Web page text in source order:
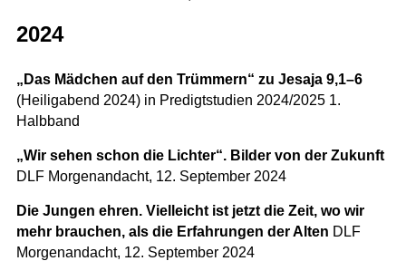
2024
„Das Mädchen auf den Trümmern“ zu Jesaja 9,1–6
(Heiligabend 2024) in Predigtstudien 2024/2025 1.
Halbband
„Wir sehen schon die Lichter“. Bilder von der Zukunft
DLF Morgenandacht, 12. September 2024
Die Jungen ehren. Vielleicht ist jetzt die Zeit, wo wir
mehr brauchen, als die Erfahrungen der Alten DLF
Morgenandacht, 12. September 2024